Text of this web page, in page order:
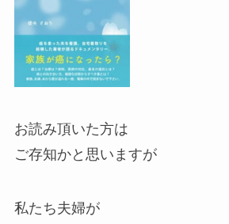
お読み頂いた方は
ご存知かと思いますが
私たち夫婦が